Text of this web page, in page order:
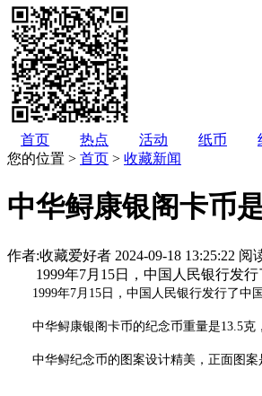
首页 热点 活动 纸币
您的位置 > 首页 > 收藏新闻
中华鲟康银阁卡币
作者:收藏爱好者 2024-09-18 13:25:22 阅
1999年7月15日，中国人民银行发行
1999年7月15日，中国人民银行发行了中
中华鲟康银阁卡币的纪念币重量是13.5克，
中华鲟纪念币的图案设计精美，正面图案